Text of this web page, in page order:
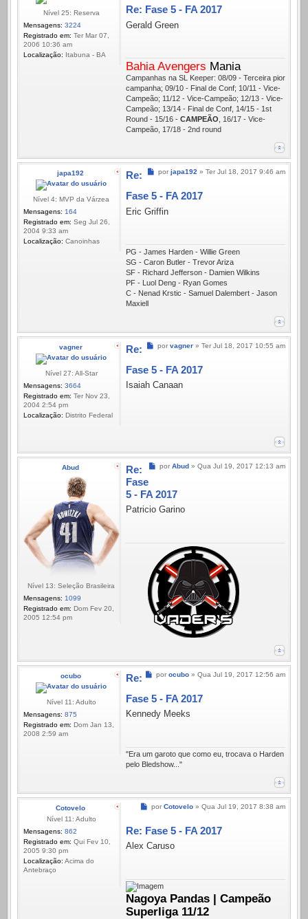
Nível 25: Reserva
Mensagens: 3224
Registrado em: Ter Mar 07,
2006 10:36 am
Localização: Itabuna - BA
Re: Fase 5 - FA 2017
Gerald Green
Bahia Avengers Mania
Campanhas na SL Keeper: 08/09 - Terceira pior
campanha; 09/10 - Final de Conf; 10/11 - Vice-
Campeão; 11/12 - Vice-Campeão; 12/13 - Vice-
Campeão; 13/14 - Final de Conf, 14/15 - 1st
Round - 15/16 - CAMPEÃO , 16/17 - Vice-
Campeão, 17/18 - 2nd round
japa192
Nível 4: MVP da Várzea
Mensagens: 164
Registrado em: Seg Jul 26,
2004 9:33 am
Localização: Canoinhas
Mensagem
por japa192 » Ter Jul 18, 2017 9:46 am
Re:
Fase 5 - FA 2017
Eric Griffin
PG - James Harden - Willie Green
SG - Caron Butler - Trevor Ariza
SF - Richard Jefferson - Damien Wilkins
PF - Luol Deng - Ryan Gomes
C - Nenad Krstic - Samuel Dalembert - Jason
Maxiell
vagner
Nível 27: All-Star
Mensagens: 3664
Registrado em: Ter Nov 23,
2004 2:54 pm
Localização: Distrito Federal
Mensagem
por vagner » Ter Jul 18, 2017 10:55 am
Re:
Fase 5 - FA 2017
Isaiah Canaan
Abud
Nível 13: Seleção Brasileira
Mensagens: 1099
Registrado em: Dom Fev 20,
2005 12:54 pm
Mensagem
por Abud » Qua Jul 19, 2017 12:13 am
Re:
Fase
5 - FA 2017
Patricio Garino
ocubo
Nível 11: Adulto
Mensagens: 875
Registrado em: Dom Jan 13,
2008 2:59 am
Mensagem
por ocubo » Qua Jul 19, 2017 12:56 am
Re:
Fase 5 - FA 2017
Kennedy Meeks
"Era um garoto que como eu, trocava o Harden
pelo Bledshow..."
Cotovelo
Nível 11: Adulto
Mensagens: 862
Registrado em: Qui Fev 10,
2005 9:30 pm
Localização: Acima do
Antebraço
Mensagem
por Cotovelo » Qua Jul 19, 2017 8:38 am
Re: Fase 5 - FA 2017
Alex Caruso
Nagoya Pandas | Campeão
Superliga 11/12